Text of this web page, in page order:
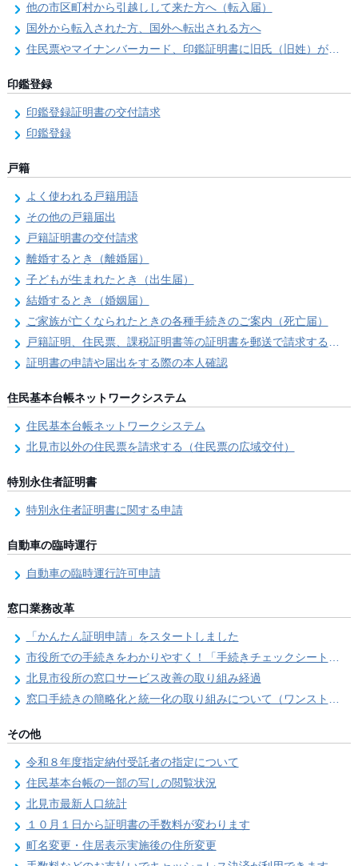
他の市区町村から引越しして来た方へ（転入届）
国外から転入された方、国外へ転出される方へ
住民票やマイナンバーカード、印鑑証明書に旧氏（旧姓）が併記できるようになりました！
印鑑登録
印鑑登録証明書の交付請求
印鑑登録
戸籍
よく使われる戸籍用語
その他の戸籍届出
戸籍証明書の交付請求
離婚するとき（離婚届）
子どもが生まれたとき（出生届）
結婚するとき（婚姻届）
ご家族が亡くなられたときの各種手続きのご案内（死亡届）
戸籍証明、住民票、課税証明書等の証明書を郵送で請求する際の本人確認
証明書の申請や届出をする際の本人確認
住民基本台帳ネットワークシステム
住民基本台帳ネットワークシステム
北見市以外の住民票を請求する（住民票の広域交付）
特別永住者証明書
特別永住者証明書に関する申請
自動車の臨時運行
自動車の臨時運行許可申請
窓口業務改革
「かんたん証明申請」をスタートしました
市役所での手続きをわかりやすく！「手続きチェックシート」を導入しました
北見市役所の窓口サービス改善の取り組み経過
窓口手続きの簡略化と統一化の取り組みについて（ワンストップサービス推進事業）
その他
令和８年度指定納付受託者の指定について
住民基本台帳の一部の写しの閲覧状況
北見市最新人口統計
１０月１日から証明書の手数料が変わります
町名変更・住居表示実施後の住所変更